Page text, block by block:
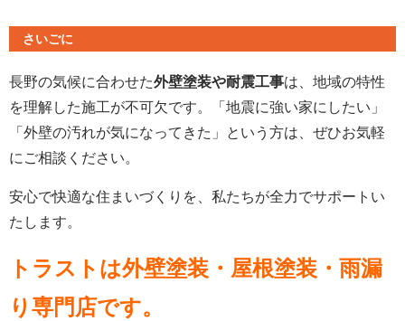
さいごに
長野の気候に合わせた外壁塗装や耐震工事は、地域の特性
を理解した施工が不可欠です。「地震に強い家にしたい」
「外壁の汚れが気になってきた」という方は、ぜひお気軽
にご相談ください。
安心で快適な住まいづくりを、私たちが全力でサポートい
たします。
トラストは外壁塗装・屋根塗装・雨漏
り専門店です。